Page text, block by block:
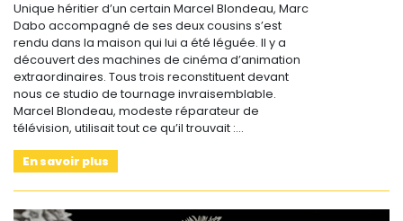
Unique héritier d’un certain Marcel Blondeau, Marc
Dabo accompagné de ses deux cousins s’est
rendu dans la maison qui lui a été léguée. Il y a
découvert des machines de cinéma d’animation
extraordinaires. Tous trois reconstituent devant
nous ce studio de tournage invraisemblable.
Marcel Blondeau, modeste réparateur de
télévision, utilisait tout ce qu’il trouvait :…
En savoir plus